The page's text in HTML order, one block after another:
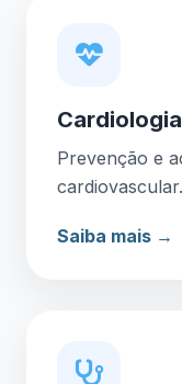
Cardiologia
Prevenção e
cardiovascular.
Saiba mais →